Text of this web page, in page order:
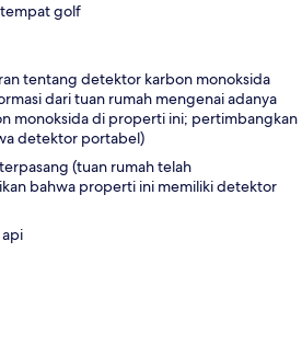
golf
tentang detektor karbon monoksida
dari tuan rumah mengenai adanya
monoksida di properti ini; pertimbangkan
detektor portabel)
(tuan rumah telah
bahwa properti ini memiliki detektor